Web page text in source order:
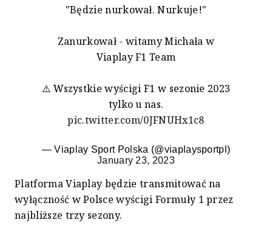
"Będzie nurkował. Nurkuje!"
Zanurkował - witamy Michała w
Viaplay F1 Team
⚠️ Wszystkie wyścigi F1 w sezonie 2023
tylko u nas.
pic.twitter.com/0JFNUHx1c8
— Viaplay Sport Polska (@viaplaysportpl)
January 23, 2023
Platforma Viaplay będzie transmitować na
wyłączność w Polsce wyścigi Formuły 1 przez
najbliższe trzy sezony.